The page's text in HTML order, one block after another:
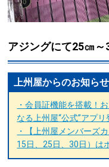
アジングにて25㎝
上州屋からのお知らせ
・会員証機能を搭載！
なる上州屋“公式”アプリ
・【上州屋メンバーズ
15日、25日、30日）は